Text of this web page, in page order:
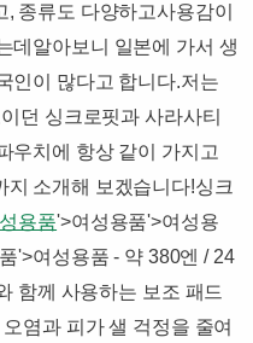
종류도 다양하고사용감이
데알아보니 일본에 가서 생
인이 많다고 합니다.저는
던 싱크로핏과 사라사티
우치에 항상 같이 가지고
소개해 보겠습니다!​싱크
용품'>여성용품'>여성용
'>여성용품 - 약 380엔 / 24
함께 사용하는 보조 패드
염과 피가 샐 걱정을 줄여